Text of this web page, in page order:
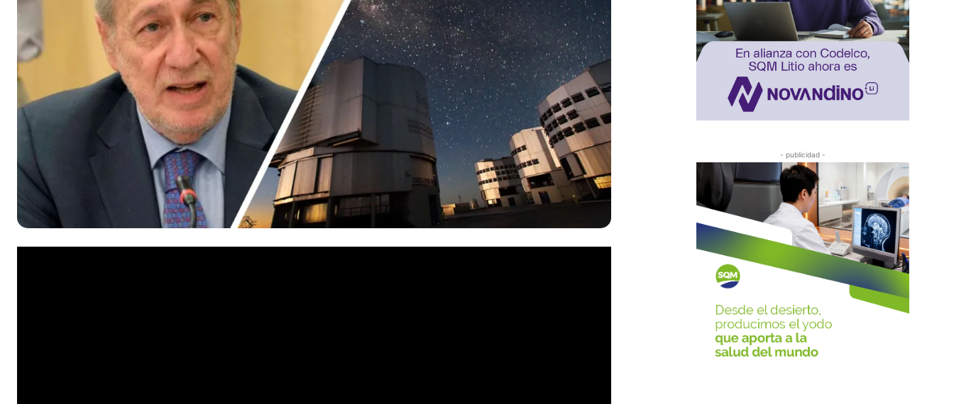
- publicidad -